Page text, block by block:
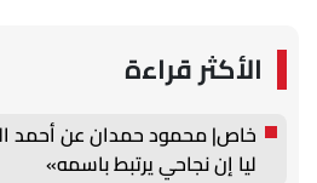
الأكثر قراءة
خاص| محمود حمدان عن أحمد
ليا إن نجاحي يرتبط باسمه»